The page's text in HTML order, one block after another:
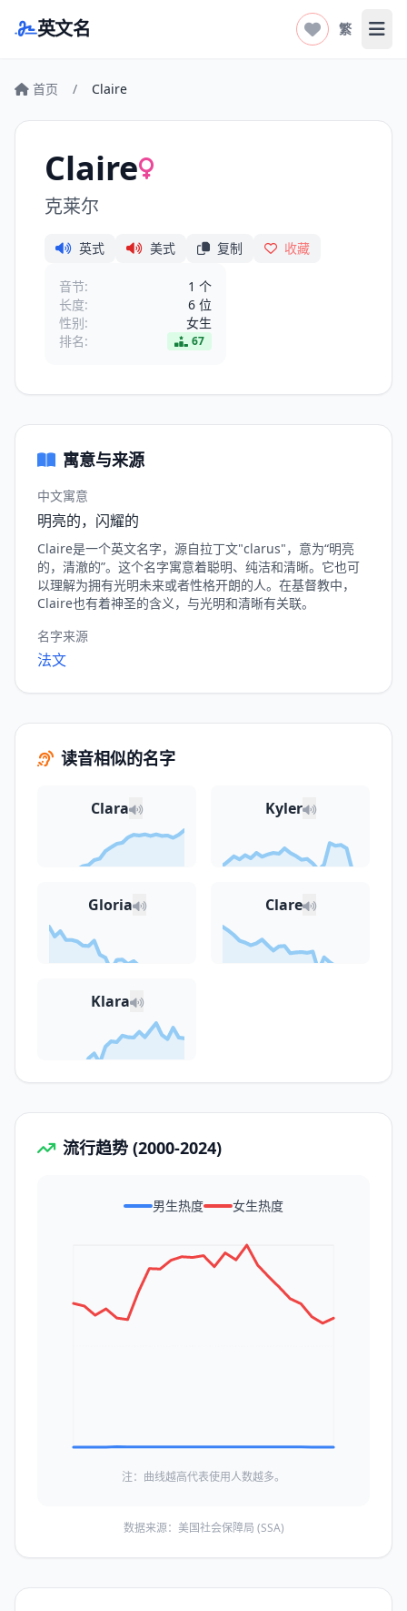
英文名 繁 打
首页 / Claire
Claire
克莱尔
英式 美式 复制 收藏
音节:
1 个
长度:
6 位
性别:
女生
排名:
67
寓意与来源
中文寓意
明亮的，闪耀的
Claire是一个英文名字，源自拉丁文"clarus"，意为“明亮
的，清澈的”。这个名字寓意着聪明、纯洁和清晰。它也可
以理解为拥有光明未来或者性格开朗的人。在基督教中，
Claire也有着神圣的含义，与光明和清晰有关联。
名字来源
法文
读音相似的名字
Clara Kyler
Gloria Clare
Klara
流行趋势 (2000-2024)
男生热度 女生热度
注：曲线越高代表使用人数越多。
数据来源：美国社会保障局 (SSA)